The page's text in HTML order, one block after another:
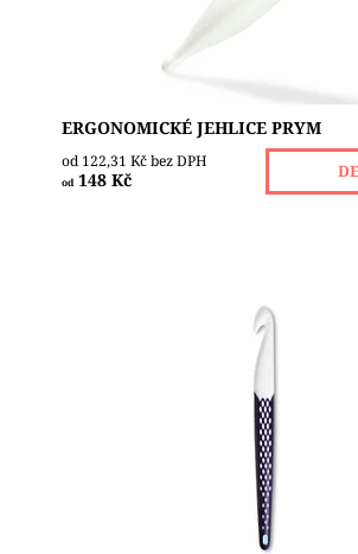
ERGONOMICKÉ JEHLICE PRYM
od 122,31 Kč bez DPH
od148 Kč
Revoluční háček na vlnu z vysoce
syntetického materiálu. Háček je
Skladem 1